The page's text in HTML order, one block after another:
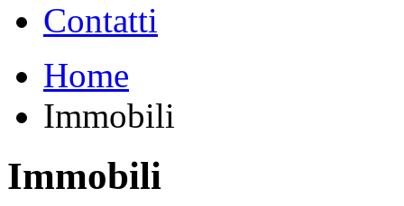
Contatti
Home
Immobili
Immobili